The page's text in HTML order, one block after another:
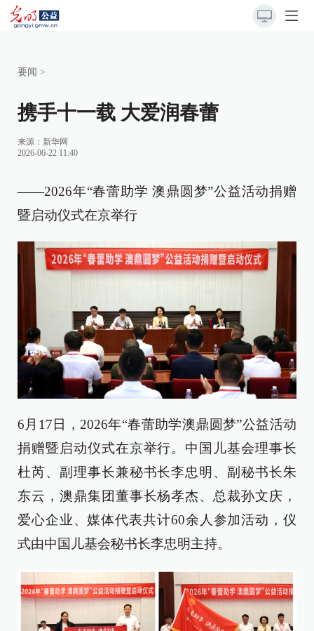
要闻 >
携手十一载 大爱润春蕾
来源： 新华网
2026-06-22 11:40
——2026年“春蕾助学 澳鼎圆梦”公益活动捐赠
暨启动仪式在京举行
6月17日，2026年“春蕾助学澳鼎圆梦”公益活动
捐赠暨启动仪式在京举行。中国儿基会理事长
杜芮、副理事长兼秘书长李忠明、副秘书长朱
东云，澳鼎集团董事长杨孝杰、总裁孙文庆，
爱心企业、媒体代表共计60余人参加活动，仪
式由中国儿基会秘书长李忠明主持。